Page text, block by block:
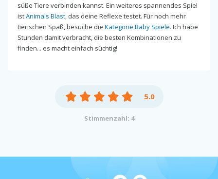
süße Tiere verbinden kannst. Ein weiteres spannendes Spiel
istAnimals Blast, das deine Reflexe testet. Für noch mehr
tierischen Spaß, besuche die Kategorie Baby Spiele. Ich habe
Stunden damit verbracht, die besten Kombinationen zu
finden... es macht einfach süchtig!
5.0
Stimmenzahl: 4